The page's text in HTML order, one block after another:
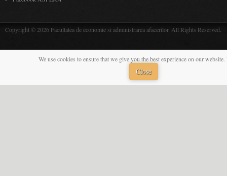
Copyright © 2026 Facultatea de economie si administrarea afacerilor. All Rights Reserved.
We use cookies to ensure that we give you the best experience on our
Close